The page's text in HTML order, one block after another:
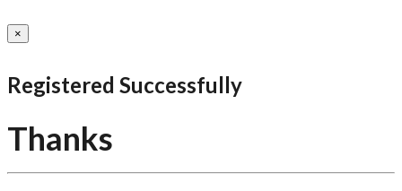
×
Registered Successfully
Thanks